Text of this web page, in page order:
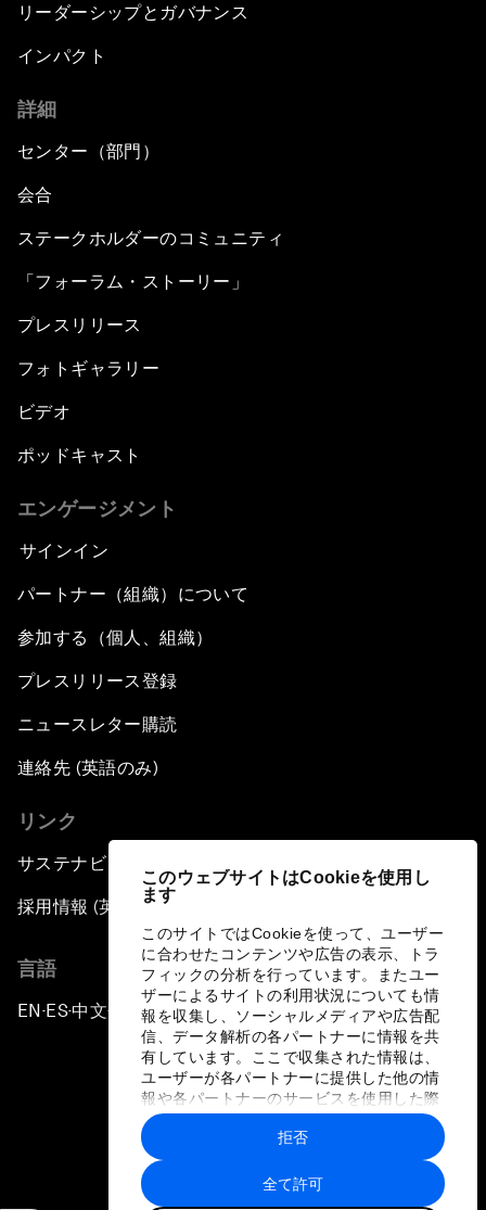
このウェブサイトはCookieを使用し
ます
このサイトではCookieを使って、ユーザー
に合わせたコンテンツや広告の表示、トラ
フィックの分析を行っています。またユー
ザーによるサイトの利用状況についても情
報を収集し、ソーシャルメディアや広告配
信、データ解析の各パートナーに情報を共
有しています。ここで収集された情報は、
ユーザーが各パートナーに提供した他の情
報や各パートナーのサービスを使用した際
に収集された情報と組み合わされ、各パー
トナーによって使用されることがありま
す。
全て許可
拒否
リーダーシップとガバナンス
インパクト
詳細
センター（部門）
会合
ステークホルダーのコミュニティ
「フォーラム・ストーリー」
プレスリリース
フォトギャラリー
ビデオ
ポッドキャスト
エンゲージメント
サインイン
パートナー（組織）について
参加する（個人、組織）
プレスリリース登録
ニュースレター購読
連絡先 (英語のみ)
リンク
サステナビリティへの取り組み
採用情報 (英語のみ)
言語
EN ▪ES▪中文▪ 日本語
プライバシーポリシーと利用規約
サイトマップ